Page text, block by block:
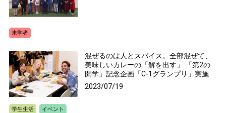
来学者
混ぜるのは人とスパイス。全部混ぜて、
美味しいカレーの「解を出す」 「第2の
開学」記念企画「C-1グランプリ」実施
2023/07/19
学生生活 イベント